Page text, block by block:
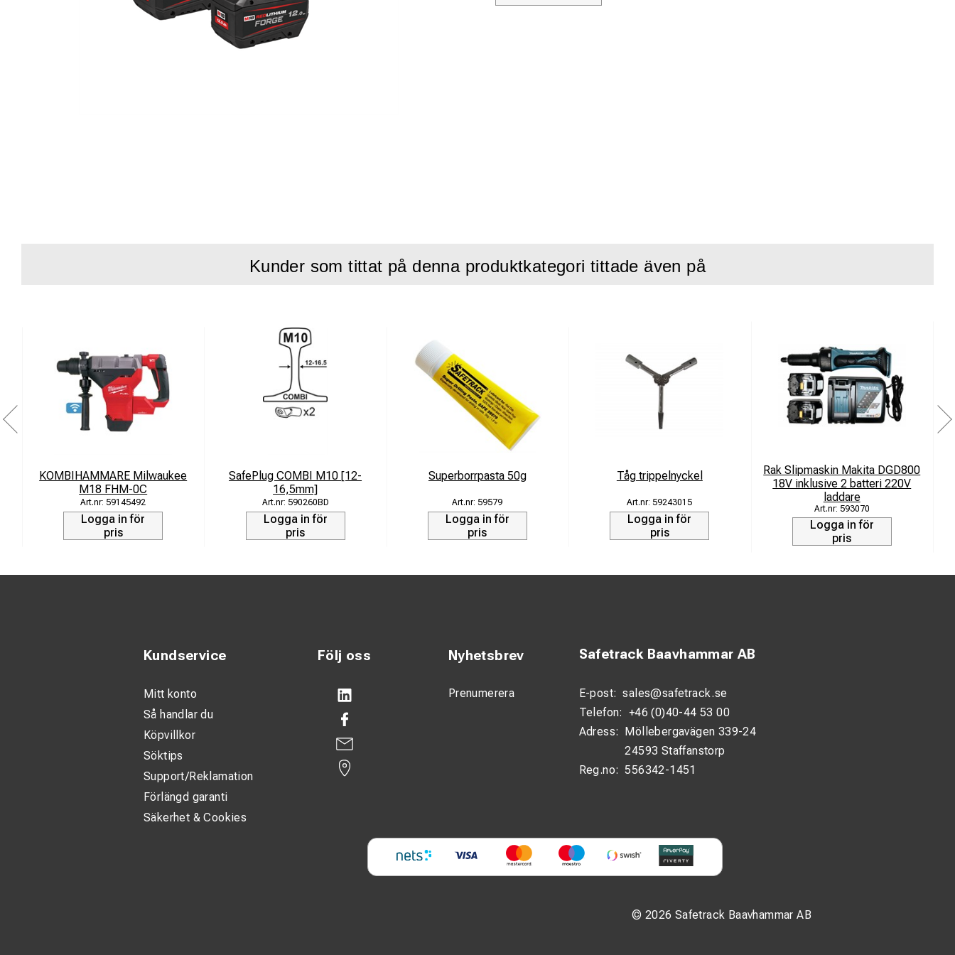
Kunder som tittat på denna produktkategori tittade även på
KOMBIHAMMARE Milwaukee
M18 FHM-0C
59145492
Logga in för
pris
SafePlug COMBI M10 [12-
16,5mm]
590260BD
Logga in för
pris
Superborrpasta 50g
59579
Logga in för
pris
Tåg trippelnyckel
59243015
Logga in för
pris
Rak Slipmaskin Makita DGD800
18V inklusive 2 batteri 220V
laddare
593070
Logga in för
pris
Följ oss Nyhetsbrev
Prenumerera
© 2026 Safetrack Baavhammar AB
Safetrack Baavhammar AB
E-post: sales@safetrack.se
Telefon: +46 (0)40-44 53 00
Adress: Möllebergavägen 339-24
24593 Staffanstorp
Reg.no: 556342-1451
Kundservice
Mitt konto
Så handlar du
Köpvillkor
Söktips
Support/Reklamation
Förlängd garanti
Säkerhet & Cookies